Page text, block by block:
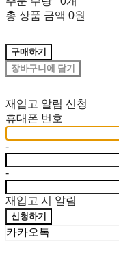
총 상품 금액 0원
구매하기
장바구니에 담기
재입고 알림 신청
휴대폰 번호
-
-
재입고 시 알림
신청하기
카카오톡